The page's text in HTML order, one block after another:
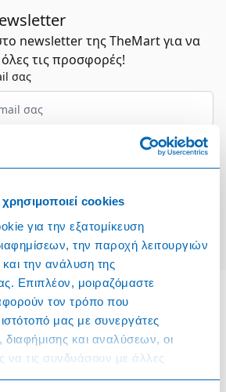
cookies
για την εξατομίκευση
την παροχή λειτουργιών
την ανάλυση της
Επιπλέον, μοιραζόμαστε
τον τρόπο που
ιστότοπό μας με συνεργάτες
και αναλύσεων, οι
να τις συνδυάσουν με άλλες
έχετε παραχωρήσει ή τις οποίες
newsletter της TheMart για να
τις προσφορές!
σας